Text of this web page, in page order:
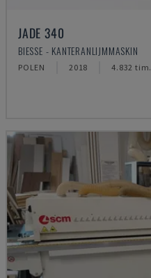
JADE 340
BIESSE - KANTERANLIJMMASKIN
POLEN 2018 4.832 tim.